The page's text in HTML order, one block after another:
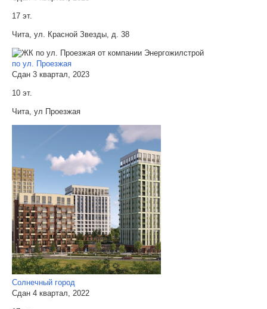
17 эт.
Чита, ул. Красной Звезды, д. 38
по ул. Проезжая
Сдан 3 квартал, 2023
10 эт.
Чита, ул Проезжая
Солнечный город
Сдан 4 квартал, 2022